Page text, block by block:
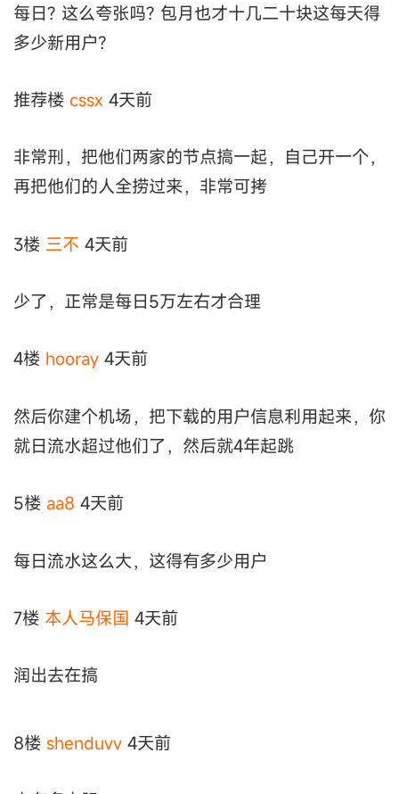
每日? 这么夸张吗? 包月也才十几二十块这每天得
多少新用户?
推荐楼 cssx 4天前
非常刑，把他们两家的节点搞一起，自己开一个，
再把他们的人全捞过来，非常可拷
3楼 三不 4天前
少了，正常是每日5万左右才合理
4楼 hooray 4天前
然后你建个机场，把下载的用户信息利用起来，你
就日流水超过他们了，然后就4年起跳
5楼 aa8 4天前
每日流水这么大，这得有多少用户
7楼 本人马保国 4天前
润出去在搞
8楼 shenduvv 4天前